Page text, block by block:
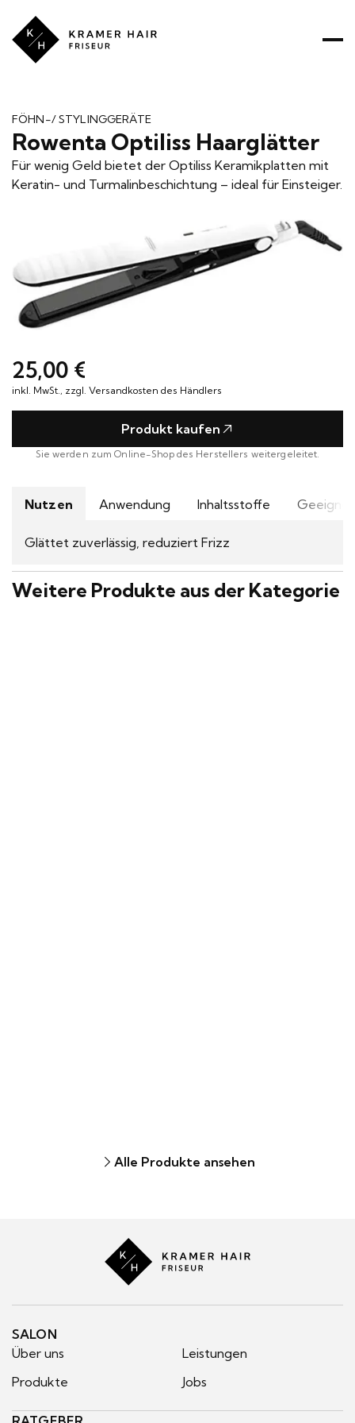
Kramer
Hair
RATGEBER
Hannoversche
Straße 1
vereinbaren
Rowenta Optiliss Haarglätter
FÖHN-/ STYLINGGERÄTE
Für wenig Geld bietet der Optiliss Keramikplatten mit
Keratin- und Turmalinbeschichtung – ideal für Einsteiger.
Nutzen Anwendung Inhaltsstoffe
Glättet zuverlässig, reduziert Frizz
25,00 €
inkl. MwSt., zzgl. Versandkosten des Händlers
Produkt kaufen
Sie werden zum Online-Shop des Herstellers weitergeleitet.
Weitere Produkte aus der Kategorie
Alle Produkte ansehen
Kramer
Hair
SALON
Über uns
Leistungen
Produkte
Jobs